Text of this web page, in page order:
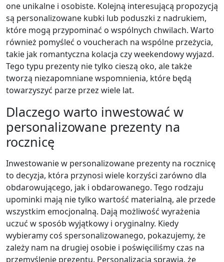
one unikalne i osobiste. Kolejną interesującą propozycją
są personalizowane kubki lub poduszki z nadrukiem,
które mogą przypominać o wspólnych chwilach. Warto
również pomyśleć o voucherach na wspólne przeżycia,
takie jak romantyczna kolacja czy weekendowy wyjazd.
Tego typu prezenty nie tylko cieszą oko, ale także
tworzą niezapomniane wspomnienia, które będą
towarzyszyć parze przez wiele lat.
Dlaczego warto inwestować w
personalizowane prezenty na
rocznicę
Inwestowanie w personalizowane prezenty na rocznicę
to decyzja, która przynosi wiele korzyści zarówno dla
obdarowującego, jak i obdarowanego. Tego rodzaju
upominki mają nie tylko wartość materialną, ale przede
wszystkim emocjonalną. Dają możliwość wyrażenia
uczuć w sposób wyjątkowy i oryginalny. Kiedy
wybieramy coś spersonalizowanego, pokazujemy, że
zależy nam na drugiej osobie i poświęciliśmy czas na
przemyślenie prezentu. Personalizacja sprawia, że